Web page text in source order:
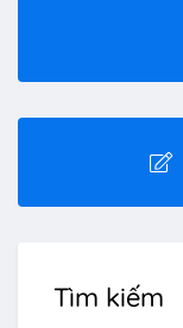
Tìm kiếm